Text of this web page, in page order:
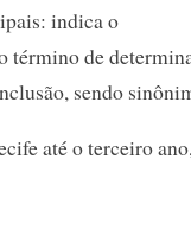
indica o
de
sendo
até o terceiro